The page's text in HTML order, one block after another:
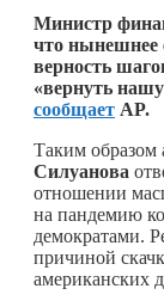
Министр
что нынешнее
верность
«вернуть
сообщает AP.
Таким образом
Силуанова
отношении
на пандемию
демократами.
причиной
американских